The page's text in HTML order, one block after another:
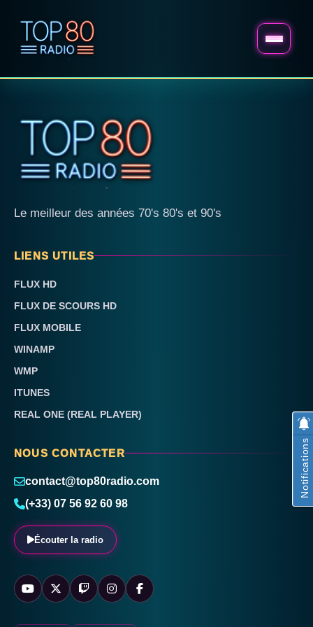
Le meilleur des années 70's 80's et 90's
LIENS UTILES
FLUX HD
FLUX DE SCOURS HD
FLUX MOBILE
WINAMP
WMP
ITUNES
REAL ONE (REAL PLAYER)
NOUS CONTACTER
contact@top80radio.com
(+33) 07 56 92 60 98
Écouter la radio
Notifications